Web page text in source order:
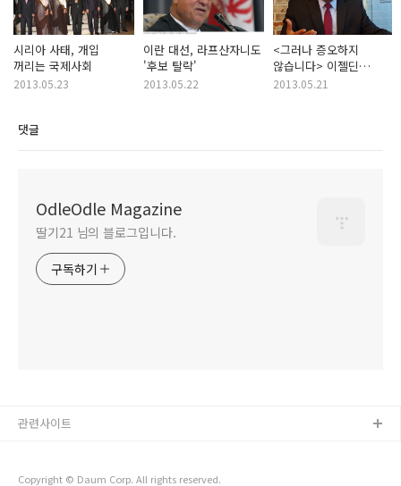
시리아 사태, 개입
꺼리는 국제사회
2013.05.23
이란 대선, 라프산자니도
'후보 탈락'
2013.05.22
<그러나 증오하지
않습니다> 이젤딘
아부엘아이시와 만나다
2013.05.21
댓글
OdleOdle Magazine
딸기21 님의 블로그입니다.
구독하기
Copyright © Daum Corp. All rights reserved.
관련사이트